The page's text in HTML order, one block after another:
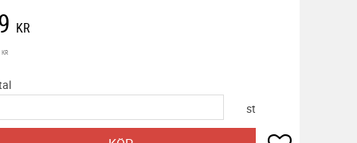
pris:
KR
pris:
KR
st